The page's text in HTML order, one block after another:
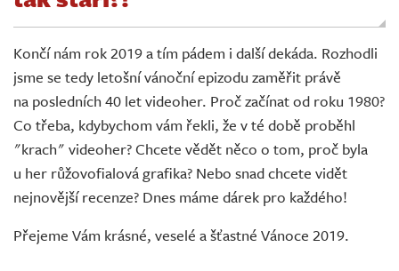
Živě
Končí nám rok 2019 a tím pádem i další dekáda. Rozhodli
jsme se tedy letošní vánoční epizodu zaměřit právě
na posledních 40 let videoher. Proč začínat od roku 1980?
Co třeba, kdybychom vám řekli, že v té době proběhl
"krach" videoher? Chcete vědět něco o tom, proč byla
u her růžovofialová grafika? Nebo snad chcete vidět
nejnovější recenze? Dnes máme dárek pro každého!
Přejeme Vám krásné, veselé a šťastné Vánoce 2019.